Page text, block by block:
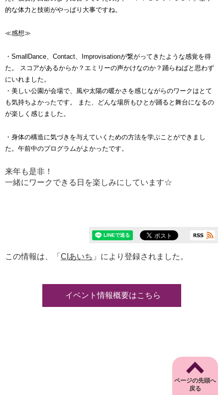
的な体力と技術がやっぱり大事ですね。
≪感想≫
・SmallDance、Contact、Improvisationが繋がってきたような感覚を得
た。 スコアがあるからか？エミリーの声かけなのか？踊らねばと思わず
にいれました。
・ 美しい公園が会場で、風や太陽の暖かさを感じながらのワークはとて
も気持ちよかったです。 また、どんな場所もひとが踊ると舞台になるの
が楽しく感じました。
・身体の構造に気づきを与えていくための方法を学ぶことができまし
た。午前中のプログラムがよかったです。
来年も是非！
一緒にワークできる日を楽しみにしています☆
この情報は、「 CIあいち 」により登録されました。
イベント情報概要はこちら
ページの先頭へ
戻る